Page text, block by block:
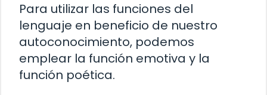
Para utilizar las funciones del
lenguaje en beneficio de nuestro
autoconocimiento, podemos
emplear la función emotiva y la
función poética.